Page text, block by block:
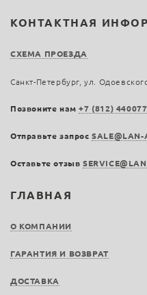
ГЛАВНАЯ
О КОМПАНИИ
ГАРАНТИЯ И ВОЗВРАТ
ДОСТАВКА
КОНТАКТНАЯ
СХЕМА ПРОЕЗДА
Санкт-Петербург, ул.
Позвоните нам+7 (812)
Отправьте запросSALE@LAN-
Оставьте отзыв